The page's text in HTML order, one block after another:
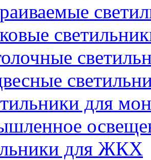
для
для ЖКХ